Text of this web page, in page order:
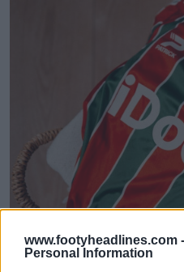
www.footyheadlines.com -
Personal Information